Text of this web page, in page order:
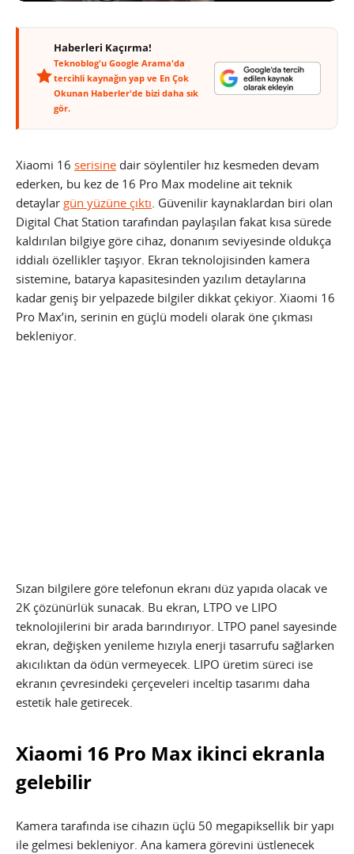
Haberleri Kaçırma!
Teknoblog'u Google Arama'da
tercihli kaynağın yap ve En Çok
Okunan Haberler'de bizi daha sık
gör.
Xiaomi 16 serisine dair söylentiler hız kesmeden devam
ederken, bu kez de 16 Pro Max modeline ait teknik
detaylar gün yüzüne çıktı. Güvenilir kaynaklardan biri olan
Digital Chat Station tarafından paylaşılan fakat kısa sürede
kaldırılan bilgiye göre cihaz, donanım seviyesinde oldukça
iddialı özellikler taşıyor. Ekran teknolojisinden kamera
sistemine, batarya kapasitesinden yazılım detaylarına
kadar geniş bir yelpazede bilgiler dikkat çekiyor. Xiaomi 16
Pro Max’in, serinin en güçlü modeli olarak öne çıkması
bekleniyor.
Sızan bilgilere göre telefonun ekranı düz yapıda olacak ve
2K çözünürlük sunacak. Bu ekran, LTPO ve LIPO
teknolojilerini bir arada barındırıyor. LTPO panel sayesinde
ekran, değişken yenileme hızıyla enerji tasarrufu sağlarken
akıcılıktan da ödün vermeyecek. LIPO üretim süreci ise
ekranın çevresindeki çerçeveleri inceltip tasarımı daha
estetik hale getirecek.
Xiaomi 16 Pro Max ikinci ekranla
gelebilir
Kamera tarafında ise cihazın üçlü 50 megapiksellik bir yapı
ile gelmesi bekleniyor. Ana kamera görevini üstlenecek